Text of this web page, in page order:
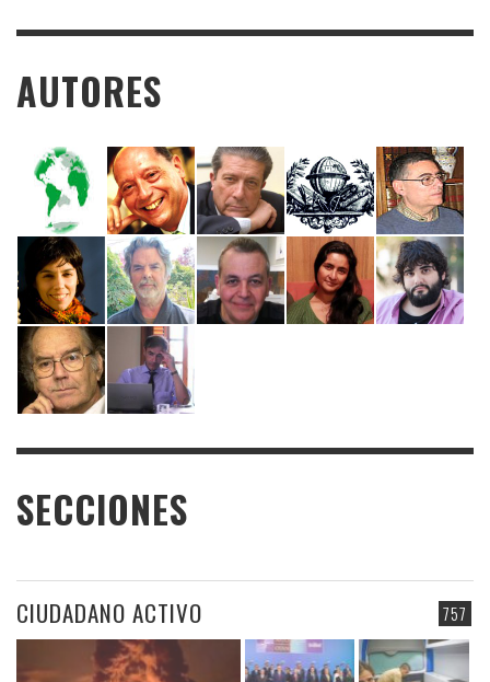
AUTORES
SECCIONES
757
CIUDADANO ACTIVO